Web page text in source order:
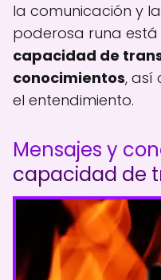
la comunicación y
poderosa runa
capacidad de
conocimientos, así
el entendimiento.
Mensajes y
capacidad de